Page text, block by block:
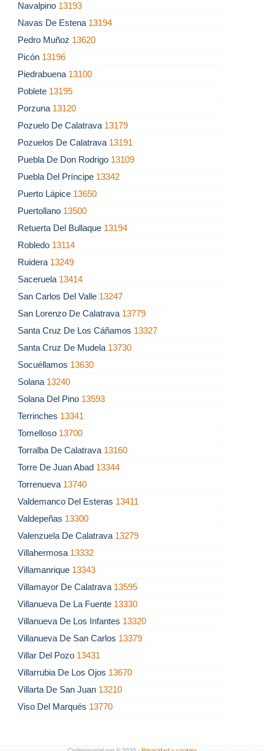
Navalpino 13193
Navas De Estena 13194
Pedro Muñoz 13620
Picón 13196
Piedrabuena 13100
Poblete 13195
Porzuna 13120
Pozuelo De Calatrava 13179
Pozuelos De Calatrava 13191
Puebla De Don Rodrigo 13109
Puebla Del Príncipe 13342
Puerto Lápice 13650
Puertollano 13500
Retuerta Del Bullaque 13194
Robledo 13114
Ruidera 13249
Saceruela 13414
San Carlos Del Valle 13247
San Lorenzo De Calatrava 13779
Santa Cruz De Los Cáñamos 13327
Santa Cruz De Mudela 13730
Socuéllamos 13630
Solana 13240
Solana Del Pino 13593
Terrinches 13341
Tomelloso 13700
Torralba De Calatrava 13160
Torre De Juan Abad 13344
Torrenueva 13740
Valdemanco Del Esteras 13411
Valdepeñas 13300
Valenzuela De Calatrava 13279
Villahermosa 13332
Villamanrique 13343
Villamayor De Calatrava 13595
Villanueva De La Fuente 13330
Villanueva De Los Infantes 13320
Villanueva De San Carlos 13379
Villar Del Pozo 13431
Villarrubia De Los Ojos 13670
Villarta De San Juan 13210
Viso Del Marqués 13770